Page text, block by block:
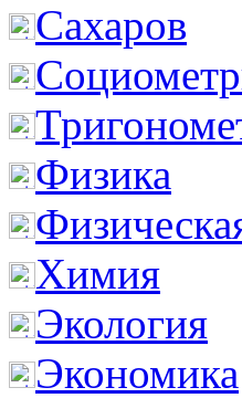
Сахаров
Физика
Химия
Экология
Экономика